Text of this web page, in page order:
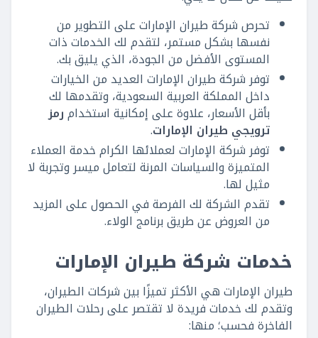
تحرص شركة طيران الإمارات على التطوير من
نفسها بشكل مستمر، لتقدم لك الخدمات ذات
المستوى الأفضل من الجودة، الذي يليق بك.
توفر شركة طيران الإمارات العديد من الخيارات
داخل المملكة العربية السعودية، وتقدمها لك
بأقل الأسعار، علاوة على إمكانية استخدامرمز
ترويجي طيران الإمارات.
توفر شركة الإمارات لعملائها الكرام خدمة العملاء
المتميزة والسياسات المرنة لتعامل ميسر وتجربة لا
مثيل لها.
تقدم الشركة لك الفرصة في الحصول على المزيد
من العروض عن طريق برنامج الولاء.
خدمات شركة طيران الإمارات
طيران الإمارات هي الأكثر تميزًا بين شركات الطيران،
وتقدم لك خدمات فريدة لا تقتصر على رحلات الطيران
الفاخرة فحسب؛ منها: